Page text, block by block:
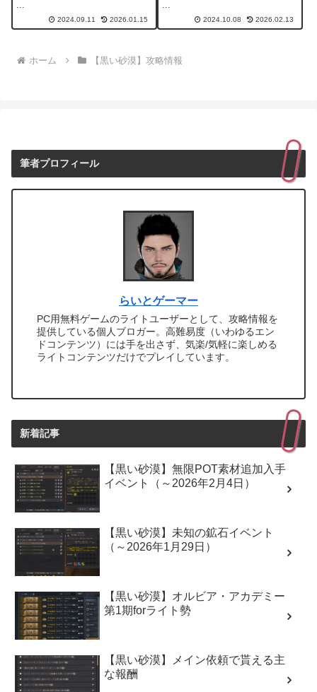
2024.09.11 2026.01.15 2024.10.08 2026.02.13
ホーム 【黒い砂漠】攻略情報
筆者プロフィール
らいとゲーマー
PC用無料ゲームのライトユーザーとして、攻略情報を
提供している個人ブロガー。高難易度（いわゆるエン
ドコンテンツ）には手を出さず、気楽/気軽に楽しめる
ライトコンテンツだけでプレイしています。
新着記事
【黒い砂漠】無限POT素材追加入手
イベント（～2026年2月4日）
【黒い砂漠】未知の鉱石イベント
（～2026年1月29日）
【黒い砂漠】オルビア・アカデミー
第1期forライト勢
【黒い砂漠】メイン依頼で貰える主
な報酬